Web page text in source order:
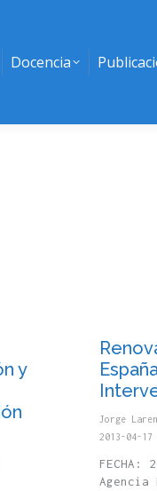
Docencia
y
Jorge
2013-04-17
FECHA:
Agencia